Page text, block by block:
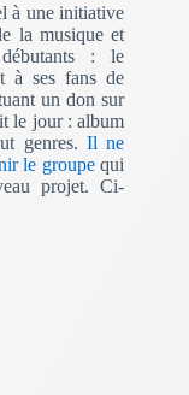
à une initiative
la musique et
: le
à ses fans de
un don sur
le jour : album
genres. Il ne
le groupequi
projet. Ci-